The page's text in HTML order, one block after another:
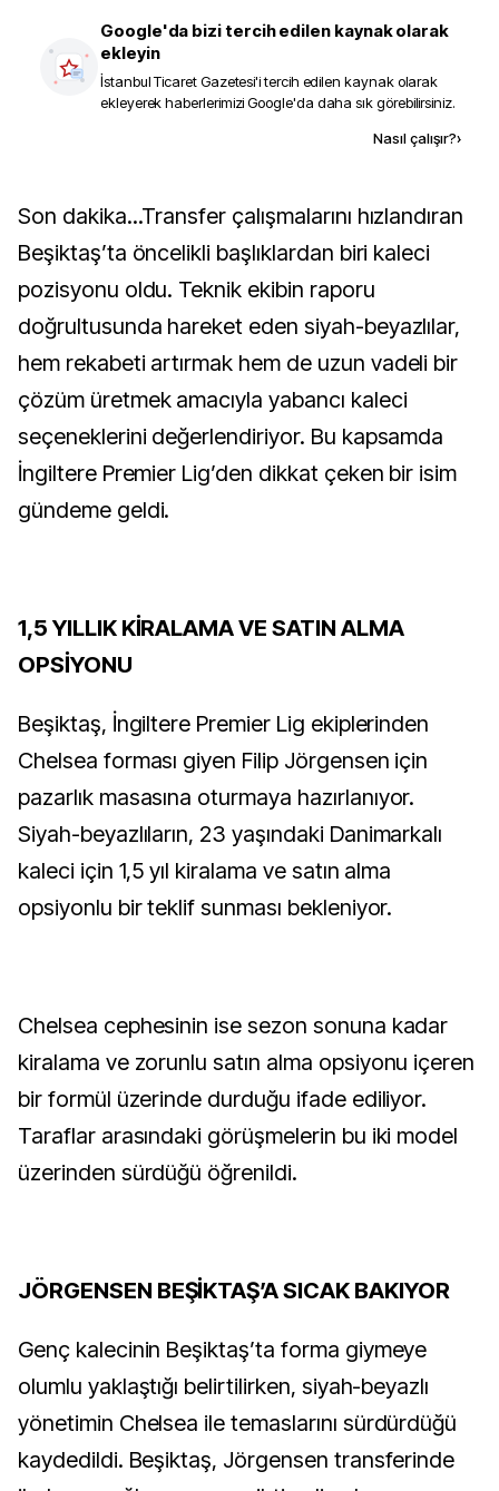
Google'da bizi tercih edilen kaynak olarak
ekleyin
İstanbul Ticaret Gazetesi'i tercih edilen kaynak olarak
ekleyerek haberlerimizi Google'da daha sık görebilirsiniz.
Nasıl çalışır?›
Son dakika...Transfer çalışmalarını hızlandıran
Beşiktaş’ta öncelikli başlıklardan biri kaleci
pozisyonu oldu. Teknik ekibin raporu
doğrultusunda hareket eden siyah-beyazlılar,
hem rekabeti artırmak hem de uzun vadeli bir
çözüm üretmek amacıyla yabancı kaleci
seçeneklerini değerlendiriyor. Bu kapsamda
İngiltere Premier Lig’den dikkat çeken bir isim
gündeme geldi.
1,5 YILLIK KİRALAMA VE SATIN ALMA
OPSİYONU
Beşiktaş, İngiltere Premier Lig ekiplerinden
Chelsea forması giyen Filip Jörgensen için
pazarlık masasına oturmaya hazırlanıyor.
Siyah-beyazlıların, 23 yaşındaki Danimarkalı
kaleci için 1,5 yıl kiralama ve satın alma
opsiyonlu bir teklif sunması bekleniyor.
Chelsea cephesinin ise sezon sonuna kadar
kiralama ve zorunlu satın alma opsiyonu içeren
bir formül üzerinde durduğu ifade ediliyor.
Taraflar arasındaki görüşmelerin bu iki model
üzerinden sürdüğü öğrenildi.
JÖRGENSEN BEŞİKTAŞ’A SICAK BAKIYOR
Genç kalecinin Beşiktaş’ta forma giymeye
olumlu yaklaştığı belirtilirken, siyah-beyazlı
yönetimin Chelsea ile temaslarını sürdürdüğü
kaydedildi. Beşiktaş, Jörgensen transferinde